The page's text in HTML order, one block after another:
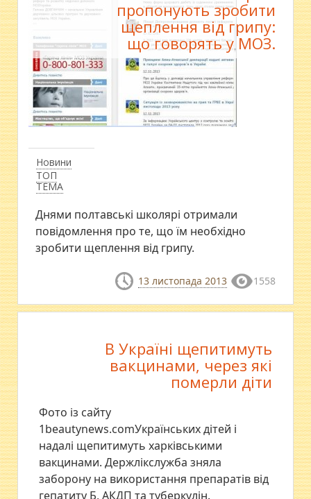
Новини
ТОП
ТЕМА
пропонують зробити
щеплення від грипу:
що говорять у МОЗ.
Днями полтавські школярі отримали
повідомлення про те, що їм необхідно
зробити щеплення від грипу.
13 листопада 2013 1558
В Україні щепитимуть
вакцинами, через які
померли діти
Фото із сайту
1beautynews.comУкраїнських дітей і
надалі щепитимуть харківськими
вакцинами. Держлікслужба зняла
заборону на використання препаратів від
гепатиту Б, АКДП та туберкулін.